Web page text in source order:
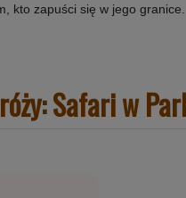
kto zapuści się w jego granice.
Safari w